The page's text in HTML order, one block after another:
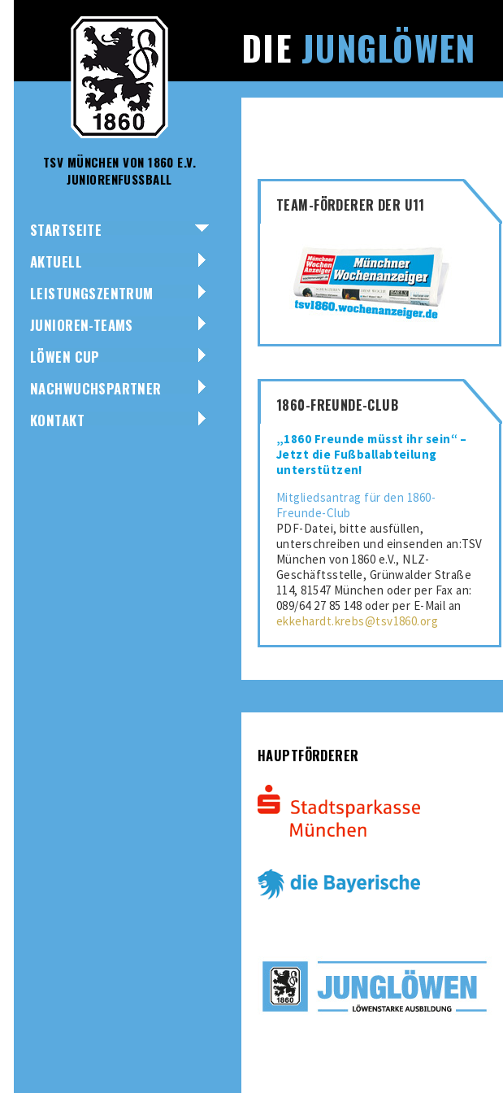
TSV MÜNCHEN VON 1860 E.V.
JUNIORENFUSSBALL
DIE JUNGLÖWEN
STARTSEITE
AKTUELL
LEISTUNGSZENTRUM
JUNIOREN-TEAMS
LÖWEN CUP
NACHWUCHSPARTNER
KONTAKT
TEAM-FÖRDERER DER U11
1860-FREUNDE-CLUB
„1860 Freunde müsst ihr sein“ –
Jetzt die Fußballabteilung
unterstützen!
Mitgliedsantrag für den 1860-
Freunde-Club
PDF-Datei, bitte ausfüllen,
unterschreiben und einsenden an:TSV
München von 1860 e.V., NLZ-
Geschäftsstelle, Grünwalder Straße
114, 81547 München oder per Fax an:
089/64 27 85 148 oder per E-Mail an
ekkehardt.krebs@tsv1860.org
HAUPTFÖRDERER